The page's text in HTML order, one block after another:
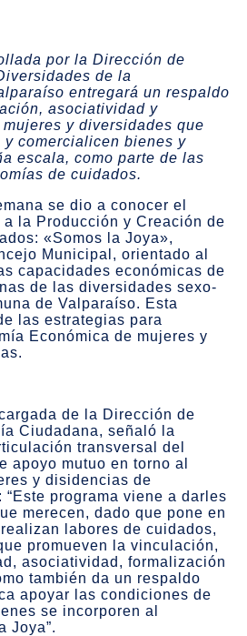
por la Dirección de
de la
entregará un respaldo
asociatividad y
y diversidades que
comercialicen bienes y
escala, como parte de las
de cuidados.
se dio a conocer el
a la Producción y Creación de
«Somos la Joya»,
Municipal, orientado al
capacidades económicas de
de las diversidades sexo-
de Valparaíso. Esta
las estrategias para
Económica de mujeres y
de la Dirección de
Ciudadana, señaló la
transversal del
apoyo mutuo en torno al
y disidencias de
programa viene a darles
merecen, dado que pone en
labores de cuidados,
promueven la vinculación,
asociatividad, formalización
también da un respaldo
apoyar las condiciones de
se incorporen al
Joya”.